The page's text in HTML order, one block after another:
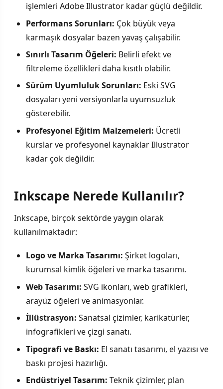
işlemleri Adobe Illustrator kadar güçlü değildir.
Performans Sorunları: Çok büyük veya
karmaşık dosyalar bazen yavaş çalışabilir.
Sınırlı Tasarım Öğeleri: Belirli efekt ve
filtreleme özellikleri daha kısıtlı olabilir.
Sürüm Uyumluluk Sorunları: Eski SVG
dosyaları yeni versiyonlarla uyumsuzluk
gösterebilir.
Profesyonel Eğitim Malzemeleri: Ücretli
kurslar ve profesyonel kaynaklar Illustrator
kadar çok değildir.
Inkscape Nerede Kullanılır?
Inkscape, birçok sektörde yaygın olarak
kullanılmaktadır:
Logo ve Marka Tasarımı: Şirket logoları,
kurumsal kimlik öğeleri ve marka tasarımı.
Web Tasarımı: SVG ikonları, web grafikleri,
arayüz öğeleri ve animasyonlar.
İllüstrasyon: Sanatsal çizimler, karikatürler,
infografikleri ve çizgi sanatı.
Tipografi ve Baskı: El sanatı tasarımı, el yazısı ve
baskı projesi hazırlığı.
Endüstriyel Tasarım: Teknik çizimler, plan